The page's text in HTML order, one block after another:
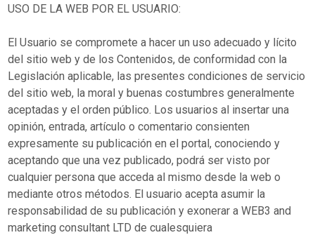
USO DE LA WEB POR EL USUARIO:
El Usuario se compromete a hacer un uso adecuado y lícito
del sitio web y de los Contenidos, de conformidad con la
Legislación aplicable, las presentes condiciones de servicio
del sitio web, la moral y buenas costumbres generalmente
aceptadas y el orden público. Los usuarios al insertar una
opinión, entrada, artículo o comentario consienten
expresamente su publicación en el portal, conociendo y
aceptando que una vez publicado, podrá ser visto por
cualquier persona que acceda al mismo desde la web o
mediante otros métodos. El usuario acepta asumir la
responsabilidad de su publicación y exonerar a WEB3 and
marketing consultant LTD de cualesquiera